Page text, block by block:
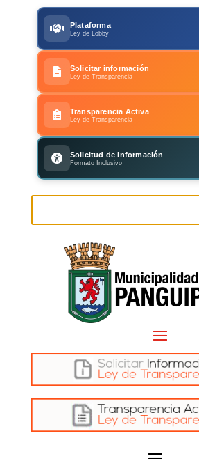
Plataforma
Ley de Lobby
Solicitar información
Ley de Transparencia
Transparencia Activa
Ley de Transparencia
Solicitud de Información
Formato Inclusivo